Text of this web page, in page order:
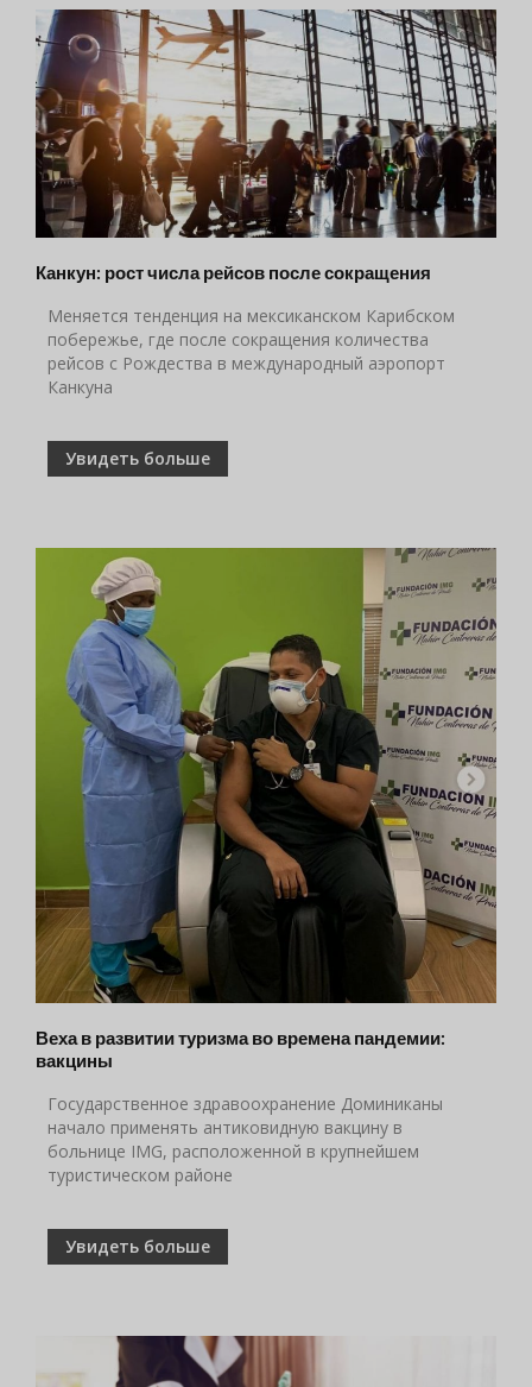
Канкун: рост числа рейсов после сокращения
Меняется тенденция на мексиканском Карибском
побережье, где после сокращения количества
рейсов с Рождества в международный аэропорт
Канкуна
Увидеть больше
Веха в развитии туризма во времена пандемии:
вакцины
Государственное здравоохранение Доминиканы
начало применять антиковидную вакцину в
больнице IMG, расположенной в крупнейшем
туристическом районе
Увидеть больше